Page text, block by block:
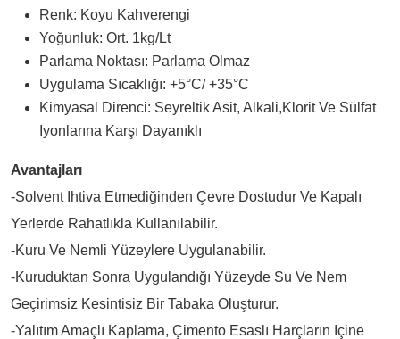
Renk: Koyu Kahverengi
Yoğunluk: Ort. 1kg/lt
Parlama Noktası: Parlama Olmaz
Uygulama Sıcaklığı: +5°C/ +35°C
Kimyasal Direnci: Seyreltik Asit, Alkali,klorit Ve Sülfat
Iyonlarına Karşı Dayanıklı
Avantajları
-Solvent Ihtiva Etmediğinden Çevre Dostudur Ve Kapalı
Yerlerde Rahatlıkla Kullanılabilir.
-Kuru Ve Nemli Yüzeylere Uygulanabilir.
-Kuruduktan Sonra Uygulandığı Yüzeyde Su Ve Nem
Geçirimsiz Kesintisiz Bir Tabaka Oluşturur.
-Yalıtım Amaçlı Kaplama, Çimento Esaslı Harçların Içine